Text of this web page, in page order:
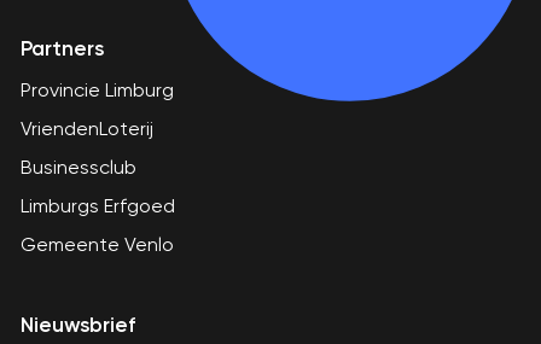
Partners
Provincie Limburg
VriendenLoterij
Businessclub
Limburgs Erfgoed
Gemeente Venlo
Nieuwsbrief